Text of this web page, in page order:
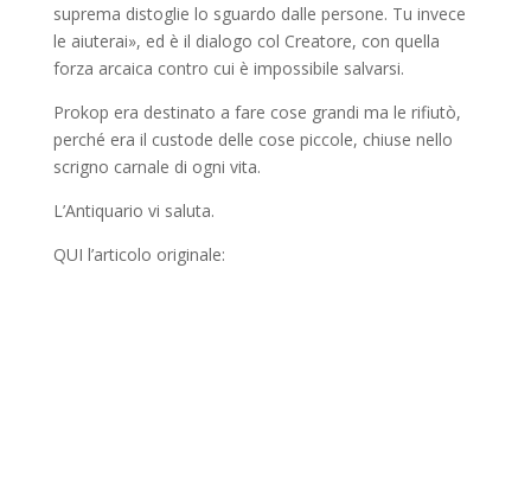
suprema distoglie lo sguardo dalle persone. Tu invece
le aiuterai», ed è il dialogo col Creatore, con quella
forza arcaica contro cui è impossibile salvarsi.
Prokop era destinato a fare cose grandi ma le rifiutò,
perché era il custode delle cose piccole, chiuse nello
scrigno carnale di ogni vita.
L’Antiquario vi saluta.
QUI l’articolo originale: